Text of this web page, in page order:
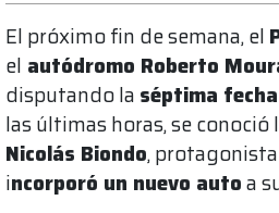
El próximo fin de semana, el
el autódromo Roberto
disputando la séptima fecha
las últimas horas, se
Nicolás Biondo,
incorporó un nuevo autoa